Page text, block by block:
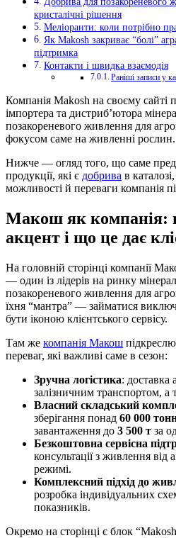
кристалічні рішення
Меліоранти: коли потрібно
Як Makosh закриває “болі”
підтримка
Контакти і швидка взаємодія
Раніші записи у
Компанія Makosh на своєму сайті
імпортера та дистриб’ютора
позакореневого живлення для
фокусом саме на живленні рослин.
Нижче — огляд того, що саме
продукції, які є добрива в
можливості й переваги компанія
Макош як компанія:
акцент і що це дає
На головній сторінці компанії
— один із лідерів на ринку
позакореневого живлення для
їхня “мантра” — займатися
бути іконою клієнтського сервісу.
Там же компанія Макош
переваг, які важливі саме в сезон:
Зручна логістика: доставка
залізничним транспортом,
Власний складський
зберігання понад 60 000
завантаження до 3 500 т за
Безкоштовна сервісна
консультації з живлення
режимі.
Комплексний підхід до
розробка індивідуальних
показників.
Окремо на сторінці є блок